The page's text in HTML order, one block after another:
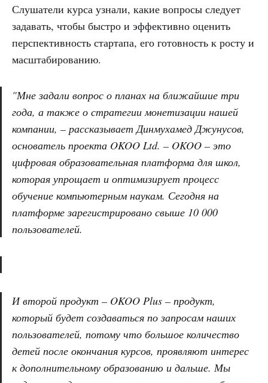
Слушатели курса узнали, какие вопросы следует
задавать, чтобы быстро и эффективно оценить
перспективность стартапа, его готовность к росту и
масштабированию.
"Мне задали вопрос о планах на ближайшие три
года, а также о стратегии монетизации нашей
компании, – рассказывает Динмухамед Джунусов,
основатель проекта OKOO Ltd. – OKOO – это
цифровая образовательная платформа для школ,
которая упрощает и оптимизирует процесс
обучение компьютерным наукам. Сегодня на
платформе зарегистрировано свыше 10 000
пользователей.
И второй продукт – OKOO Plus – продукт,
который будет создаваться по запросам наших
пользователей, потому что большое количество
детей после окончания курсов, проявляют интерес
к дополнительному образованию и дальше. Мы